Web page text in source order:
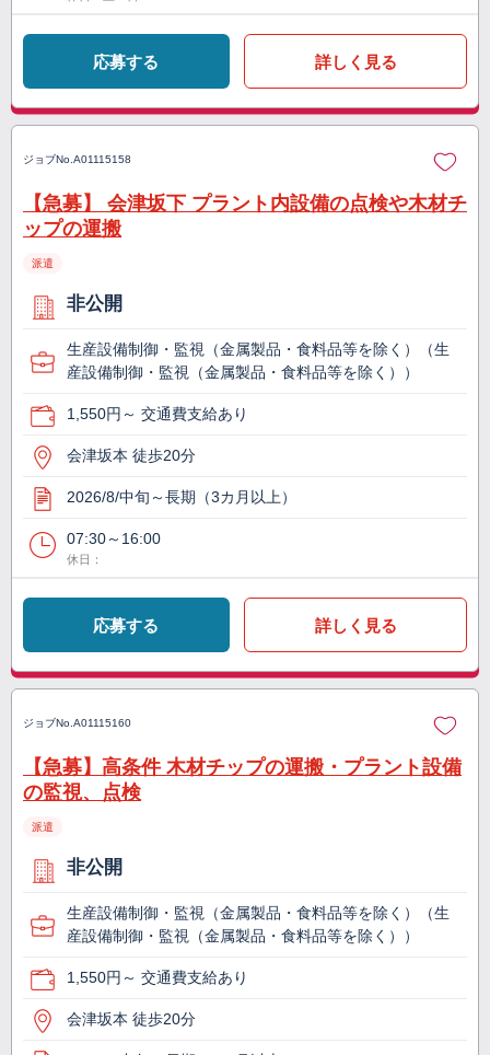
応募する 詳しく見る
ジョブNo. A01115158
【急募】 会津坂下 プラント内設備の点検や木材チ
ップの運搬
派遣
非公開
生産設備制御・監視（金属製品・食料品等を除く）（生
産設備制御・監視（金属製品・食料品等を除く））
1,550円～ 交通費支給あり
会津坂本 徒歩20分
2026/8/中旬～長期（3カ月以上）
07:30～16:00
休日：
応募する 詳しく見る
ジョブNo. A01115160
【急募】高条件 木材チップの運搬・プラント設備
の監視、点検
派遣
非公開
生産設備制御・監視（金属製品・食料品等を除く）（生
産設備制御・監視（金属製品・食料品等を除く））
1,550円～ 交通費支給あり
会津坂本 徒歩20分